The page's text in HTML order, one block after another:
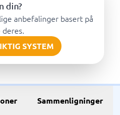
din?
anbefalinger basert på
SYSTEM
Sammenligninger